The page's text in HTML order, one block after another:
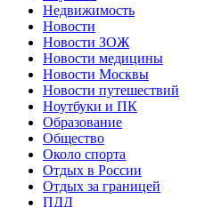
Недвижимость
Новости
Новости ЗОЖ
Новости медицины
Новости Москвы
Новости путешествий
Ноутбуки и ПК
Образование
Общество
Около спорта
Отдых в России
Отдых за границей
ПДД